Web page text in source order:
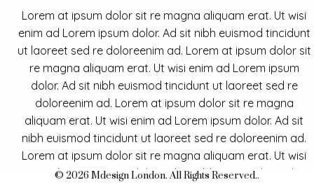
Lorem at ipsum dolor sit re magna aliquam erat. Ut wisi
enim ad Lorem ipsum dolor. Ad sit nibh euismod tincidunt
ut laoreet sed re doloreenim ad. Lorem at ipsum dolor sit
re magna aliquam erat. Ut wisi enim ad Lorem ipsum
dolor. Ad sit nibh euismod tincidunt ut laoreet sed re
doloreenim ad. Lorem at ipsum dolor sit re magna
aliquam erat. Ut wisi enim ad Lorem ipsum dolor. Ad sit
nibh euismod tincidunt ut laoreet sed re doloreenim ad.
Lorem at ipsum dolor sit re magna aliquam erat. Ut wisi
enim ad Lorem ipsum dolor. Ad sit nibh euismod tincidunt
© 2026 Mdesign London. All Rights Reserved..